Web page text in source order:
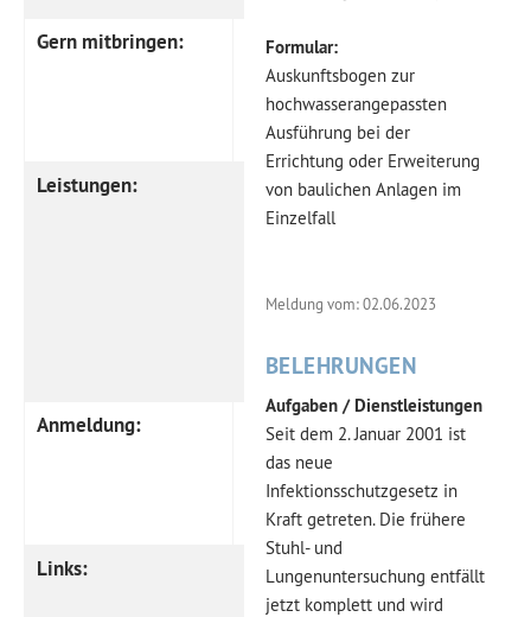
Gern mitbringen:
eigene Tablets samt
spezielle
Verbindungskabel
und Adapter (!)
Leistungen:
kein
Teilnehmerbeitrag
Frühstücksbrez’n,
Mittagsessen
Anmeldung:
bis 15. Juli im Büro
der Kommunalen
Jugendarbeit
(09921/601-425)
Links:
Internetpräsenz
Jugendzentrum
Formular:
Auskunftsbogen zur
hochwasserangepassten
Ausführung bei der
Errichtung oder Erweiterung
von baulichen Anlagen im
Einzelfall
Meldung vom: 02.06.2023
BELEHRUNGEN
Aufgaben / Dienstleistungen
Seit dem 2. Januar 2001 ist
das neue
Infektionsschutzgesetz in
Kraft getreten. Die frühere
Stuhl- und
Lungenuntersuchung entfällt
jetzt komplett und wird